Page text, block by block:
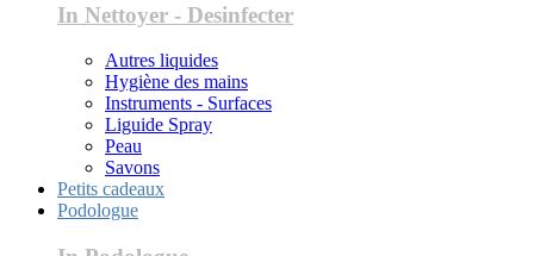
In Nettoyer - Desinfecter
Autres liquides
Hygiène des mains
Instruments - Surfaces
Liguide Spray
Peau
Savons
Petits cadeaux
Podologue